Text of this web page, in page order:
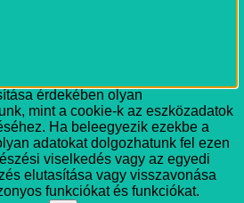
érdekében olyan
mint a cookie-k az eszközadatok
Ha beleegyezik ezekbe a
adatokat dolgozhatunk fel ezen
viselkedés vagy az egyedi
elutasítása vagy visszavonása
funkciókat és funkciókat.